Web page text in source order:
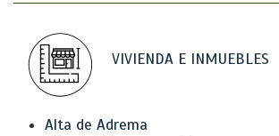
VIVIENDA E INMUEBLES
Alta de Adrema